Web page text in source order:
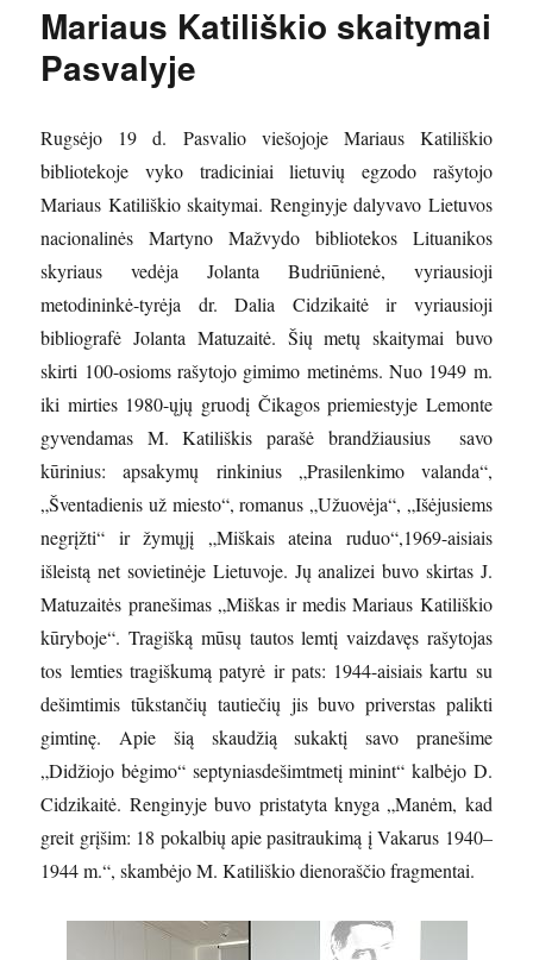
Mariaus Katiliškio skaitymai
Pasvalyje
Rugsėjo 19 d. Pasvalio viešojoje Mariaus Katiliškio
bibliotekoje vyko tradiciniai lietuvių egzodo rašytojo
Mariaus Katiliškio skaitymai. Renginyje dalyvavo Lietuvos
nacionalinės Martyno Mažvydo bibliotekos Lituanikos
skyriaus vedėja Jolanta Budriūnienė, vyriausioji
metodininkė-tyrėja dr. Dalia Cidzikaitė ir vyriausioji
bibliografė Jolanta Matuzaitė. Šių metų skaitymai buvo
skirti 100-osioms rašytojo gimimo metinėms. Nuo 1949 m.
iki mirties 1980-ųjų gruodį Čikagos priemiestyje Lemonte
gyvendamas M. Katiliškis parašė brandžiausius savo
kūrinius: apsakymų rinkinius „Prasilenkimo valanda“,
„Šventadienis už miesto“, romanus „Užuovėja“, „Išėjusiems
negrįžti“ ir žymųjį „Miškais ateina ruduo“,1969-aisiais
išleistą net sovietinėje Lietuvoje. Jų analizei buvo skirtas J.
Matuzaitės pranešimas „Miškas ir medis Mariaus Katiliškio
kūryboje“. Tragišką mūsų tautos lemtį vaizdavęs rašytojas
tos lemties tragiškumą patyrė ir pats: 1944-aisiais kartu su
dešimtimis tūkstančių tautiečių jis buvo priverstas palikti
gimtinę. Apie šią skaudžią sukaktį savo pranešime
„Didžiojo bėgimo“ septyniasdešimtmetį minint“ kalbėjo D.
Cidzikaitė. Renginyje buvo pristatyta knyga „Manėm, kad
greit grįšim: 18 pokalbių apie pasitraukimą į Vakarus 1940–
1944 m.“, skambėjo M. Katiliškio dienoraščio fragmentai.